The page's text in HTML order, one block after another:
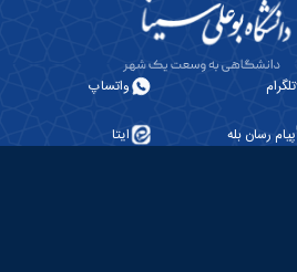
تلگرام واتساپ
پیام رسان بله ایتا